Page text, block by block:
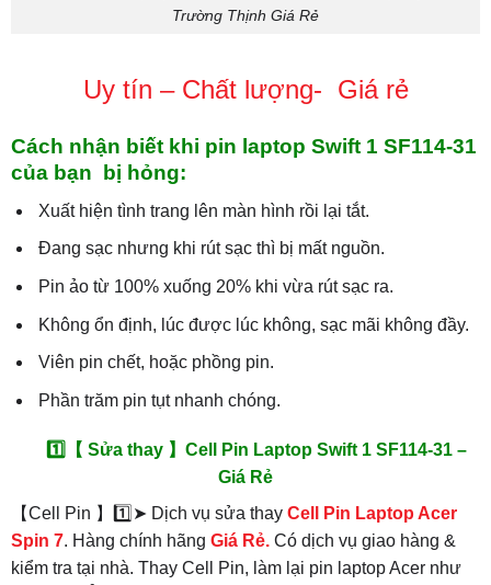
Trường Thịnh Giá Rẻ
Uy tín – Chất lượng- Giá rẻ
Cách nhận biết khi pin laptop Swift 1 SF114-31
của bạn bị hỏng:
Xuất hiện tình trang lên màn hình rồi lại tắt.
Đang sạc nhưng khi rút sạc thì bị mất nguồn.
Pin ảo từ 100% xuống 20% khi vừa rút sạc ra.
Không ổn định, lúc được lúc không, sạc mãi không đầy.
Viên pin chết, hoặc phồng pin.
Phần trăm pin tụt nhanh chóng.
1️⃣【 Sửa thay 】Cell Pin Laptop Swift 1 SF114-31 –
Giá Rẻ
【Cell Pin 】1️⃣➤ Dịch vụ sửa thay Cell Pin Laptop Acer
Spin 7. Hàng chính hãng Giá Rẻ.Có dịch vụ giao hàng &
kiểm tra tại nhà. Thay Cell Pin, làm lại pin laptop Acer như